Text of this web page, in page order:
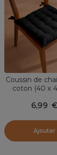
Coussin de
coton (40 x
6,99 €
Ajouter